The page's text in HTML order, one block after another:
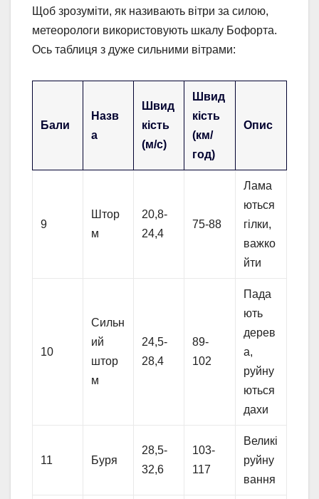
Щоб зрозуміти, як називають вітри за силою,
метеорологи використовують шкалу Бофорта.
Ось таблиця з дуже сильними вітрами:
Бали
Назв
а
Швид
кість
(м/с)
Швид
кість
(км/
год)
Опис
9
Штор
м
20,8-
24,4
75-88
Лама
ються
гілки,
важко
йти
10
Сильн
ий
штор
м
24,5-
28,4
89-
102
Пада
ють
дерев
а,
руйну
ються
дахи
11 Буря
28,5-
32,6
103-
117
Великі
руйну
вання